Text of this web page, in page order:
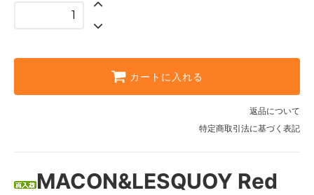
カートに入れる
返品について
特定商取引法に基づく表記
MACON&LESQUOY Red